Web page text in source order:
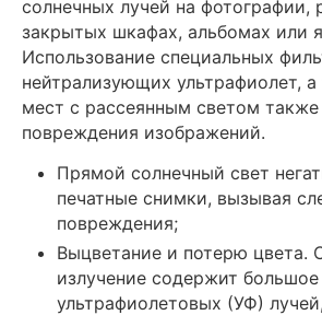
солнечных лучей на фотографии,
закрытых шкафах, альбомах или
Использование специальных
нейтрализующих ультрафиолет,
мест с рассеянным светом
повреждения изображений.
Прямой солнечный свет
печатные снимки, вызывая
повреждения;
Выцветание и потерю цвета.
излучение содержит
ультрафиолетовых (УФ)